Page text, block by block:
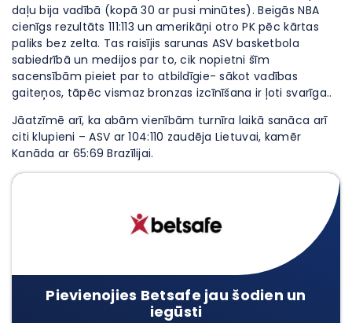
daļu bija vadībā (kopā 30 ar pusi minūtes). Beigās NBA
cienīgs rezultāts 111:113 un amerikāņi otro PK pēc kārtas
paliks bez zelta. Tas raisījis sarunas ASV basketbola
sabiedrībā un medijos par to, cik nopietni šīm
sacensībām pieiet par to atbildīgie- sākot vadības
gaiteņos, tāpēc vismaz bronzas izcīnīšana ir ļoti svarīga..
Jāatzīmē arī, ka abām vienībām turnīra laikā sanāca arī
citi klupieni – ASV ar 104:110 zaudēja Lietuvai, kamēr
Kanāda ar 65:69 Brazīlijai.
Pievienojies Betsafe jau šodien un
iegūsti